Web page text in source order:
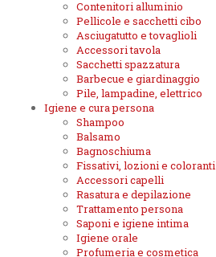
Contenitori alluminio
Pellicole e sacchetti cibo
Asciugatutto e tovaglioli
Accessori tavola
Sacchetti spazzatura
Barbecue e giardinaggio
Pile, lampadine, elettrico
Igiene e cura persona
Shampoo
Balsamo
Bagnoschiuma
Fissativi, lozioni e coloranti
Accessori capelli
Rasatura e depilazione
Trattamento persona
Saponi e igiene intima
Igiene orale
Profumeria e cosmetica